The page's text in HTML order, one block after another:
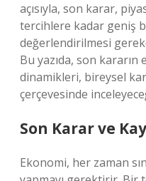
açısıyla, son karar,
tercihlere kadar geniş
değerlendirilmesi
Bu yazıda, son
dinamikleri, bireysel
çerçevesinde
Son Karar ve
Ekonomi, her zaman